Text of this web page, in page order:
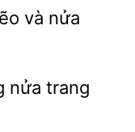
và
nửa